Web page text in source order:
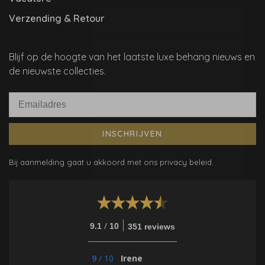
Verzending & Retour
Blijf op de hoogte van het laatste luxe behang nieuws en
de nieuwste collecties.
INSCHRIJVEN
Bij aanmelding gaat u akkoord met ons privacy beleid.
9.1 / 10 351 reviews
9 / 10 Irene